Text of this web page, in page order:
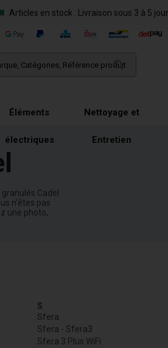
Articles en stock : Livraison sous 3 à 5
Éléments
électriques
Nettoyage et
Entretien
Cadel
n'êtes pas
une photo,
S
Sfera
Sfera - Sfera3
Sfera 3 Plus WiFi